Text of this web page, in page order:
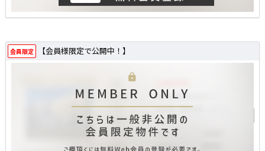
会員限定 【会員様限定で公開中！】